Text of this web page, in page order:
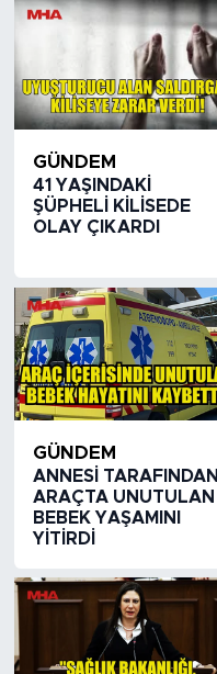
GÜNDEM
41 YAŞINDAKİ
ŞÜPHELİ KİLİSEDE
OLAY ÇIKARDI
GÜNDEM
ANNESİ TARAFINDAN
ARAÇTA UNUTULAN
BEBEK YAŞAMINI
YİTİRDİ